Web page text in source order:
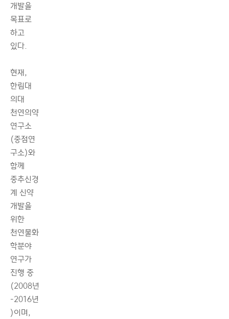
개발을
목표로
하고
있다.
현재,
한림대
의대
천연의약
연구소
(중점연
구소)와
함께
중추신경
계 신약
개발을
위한
천연물화
학분야
연구가
진행 중
(2008년
-2016년
)이며,